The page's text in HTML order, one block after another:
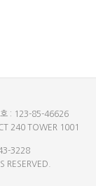
호 : 123-85-46626
240 TOWER 1001
3228
RESERVED.